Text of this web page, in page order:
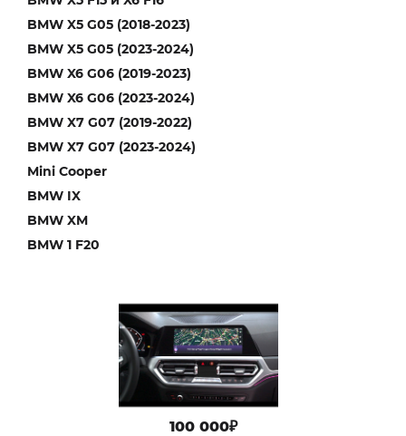
BMW 1 F20
BMW X5 G05 (2018-2023)
BMW X5 G05 (2023-2024)
BMW X6 G06 (2019-2023)
BMW X6 G06 (2023-2024)
BMW X7 G07 (2019-2022)
BMW X7 G07 (2023-2024)
Mini Cooper
BMW IX
BMW XM
100 000₽